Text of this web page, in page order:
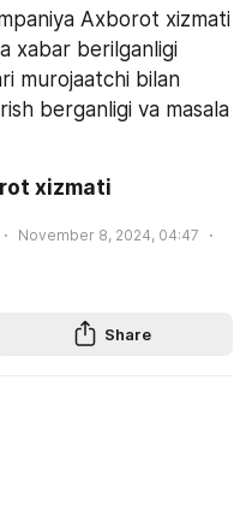
Axborot xizmati
xabar berilganligi
murojaatchi bilan
berganligi va masala
xizmati
November 8, 2024, 04:47
Share